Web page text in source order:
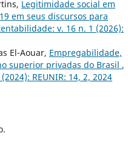
Legitimidade social em
em seus discursos para
v. 16 n. 1 (2026):
El-Aouar, Empregabilidade,
superior privadas do Brasil ,
REUNIR: 14, 2, 2024